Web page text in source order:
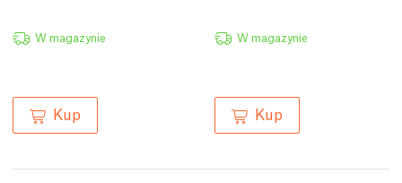
W magazynie
Kup
W magazynie
Kup